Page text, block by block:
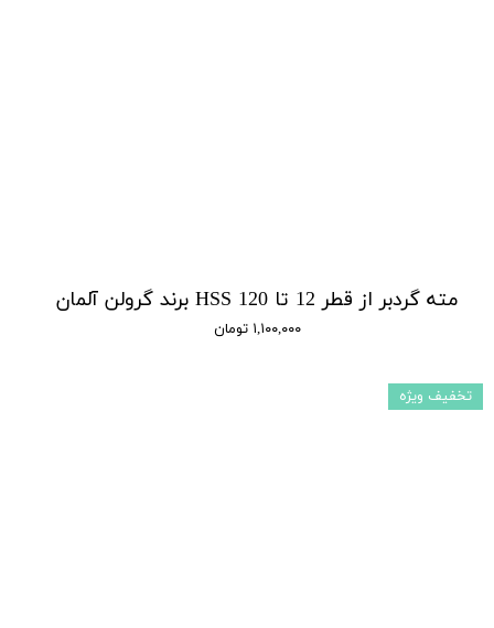
مته گردبر از قطر 12 تا 120 HSS برند گرولن آلمان
۱,۱۰۰,۰۰۰ تومان
تخفیف ویژه